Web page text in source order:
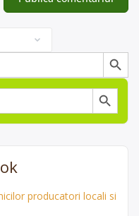
Search Button
Search Button
producatori locali si